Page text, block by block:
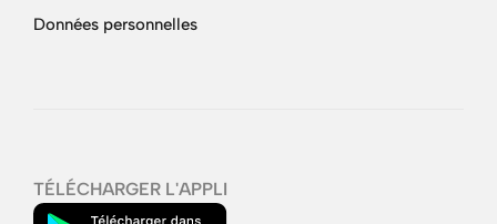
Données personnelles
TÉLÉCHARGER L'APPLI